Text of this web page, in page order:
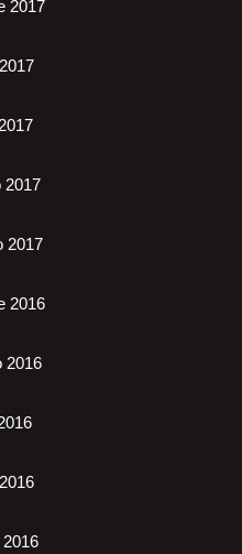
2017
2017
2017
2016
2016